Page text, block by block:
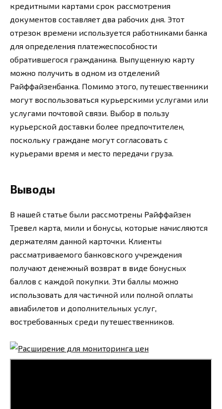
кредитными картами срок рассмотрения
документов составляет два рабочих дня. Этот
отрезок времени используется работниками банка
для определения платежеспособности
обратившегося гражданина. Выпущенную карту
можно получить в одном из отделений
Райффайзенбанка. Помимо этого, путешественники
могут воспользоваться курьерскими услугами или
услугами почтовой связи. Выбор в пользу
курьерской доставки более предпочтителен,
поскольку граждане могут согласовать с
курьерами время и место передачи груза.
Выводы
В нашей статье были рассмотрены Райффайзен
Тревел карта, мили и бонусы, которые начисляются
держателям данной карточки. Клиенты
рассматриваемого банковского учреждения
получают денежный возврат в виде бонусных
баллов с каждой покупки. Эти баллы можно
использовать для частичной или полной оплаты
авиабилетов и дополнительных услуг,
востребованных среди путешественников.